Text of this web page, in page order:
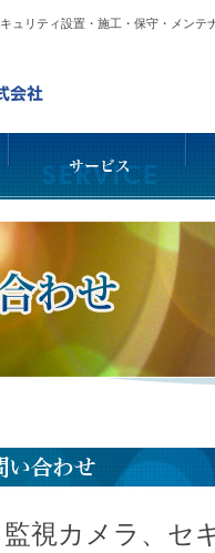
ュリティ設置・施工・保守・メン
視カメラ、セ